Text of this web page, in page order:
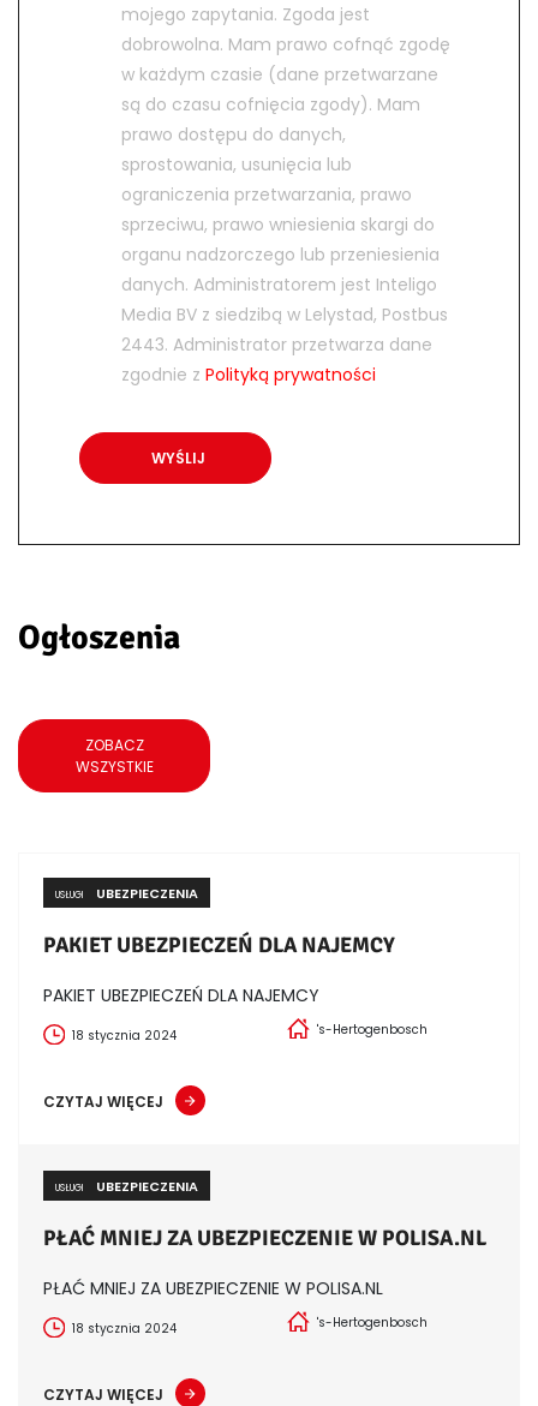
mojego zapytania. Zgoda jest
dobrowolna. Mam prawo cofnąć zgodę
w każdym czasie (dane przetwarzane
są do czasu cofnięcia zgody). Mam
prawo dostępu do danych,
sprostowania, usunięcia lub
ograniczenia przetwarzania, prawo
sprzeciwu, prawo wniesienia skargi do
organu nadzorczego lub przeniesienia
danych. Administratorem jest Inteligo
Media BV z siedzibą w Lelystad, Postbus
2443. Administrator przetwarza dane
zgodnie z Polityką prywatności
Ogłoszenia
ZOBACZ
WSZYSTKIE
USŁUGI UBEZPIECZENIA
PAKIET UBEZPIECZEŃ DLA NAJEMCY
PAKIET UBEZPIECZEŃ DLA NAJEMCY
18 stycznia 2024 's-Hertogenbosch
CZYTAJ WIĘCEJ
USŁUGI UBEZPIECZENIA
PŁAĆ MNIEJ ZA UBEZPIECZENIE W POLISA.NL
PŁAĆ MNIEJ ZA UBEZPIECZENIE W POLISA.NL
18 stycznia 2024 's-Hertogenbosch
CZYTAJ WIĘCEJ